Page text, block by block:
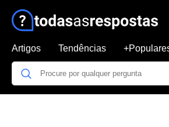
Artigos Tendências